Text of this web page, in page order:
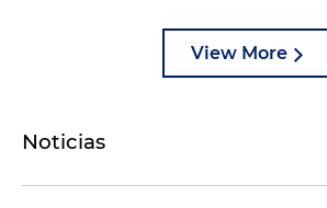
View More
Noticias